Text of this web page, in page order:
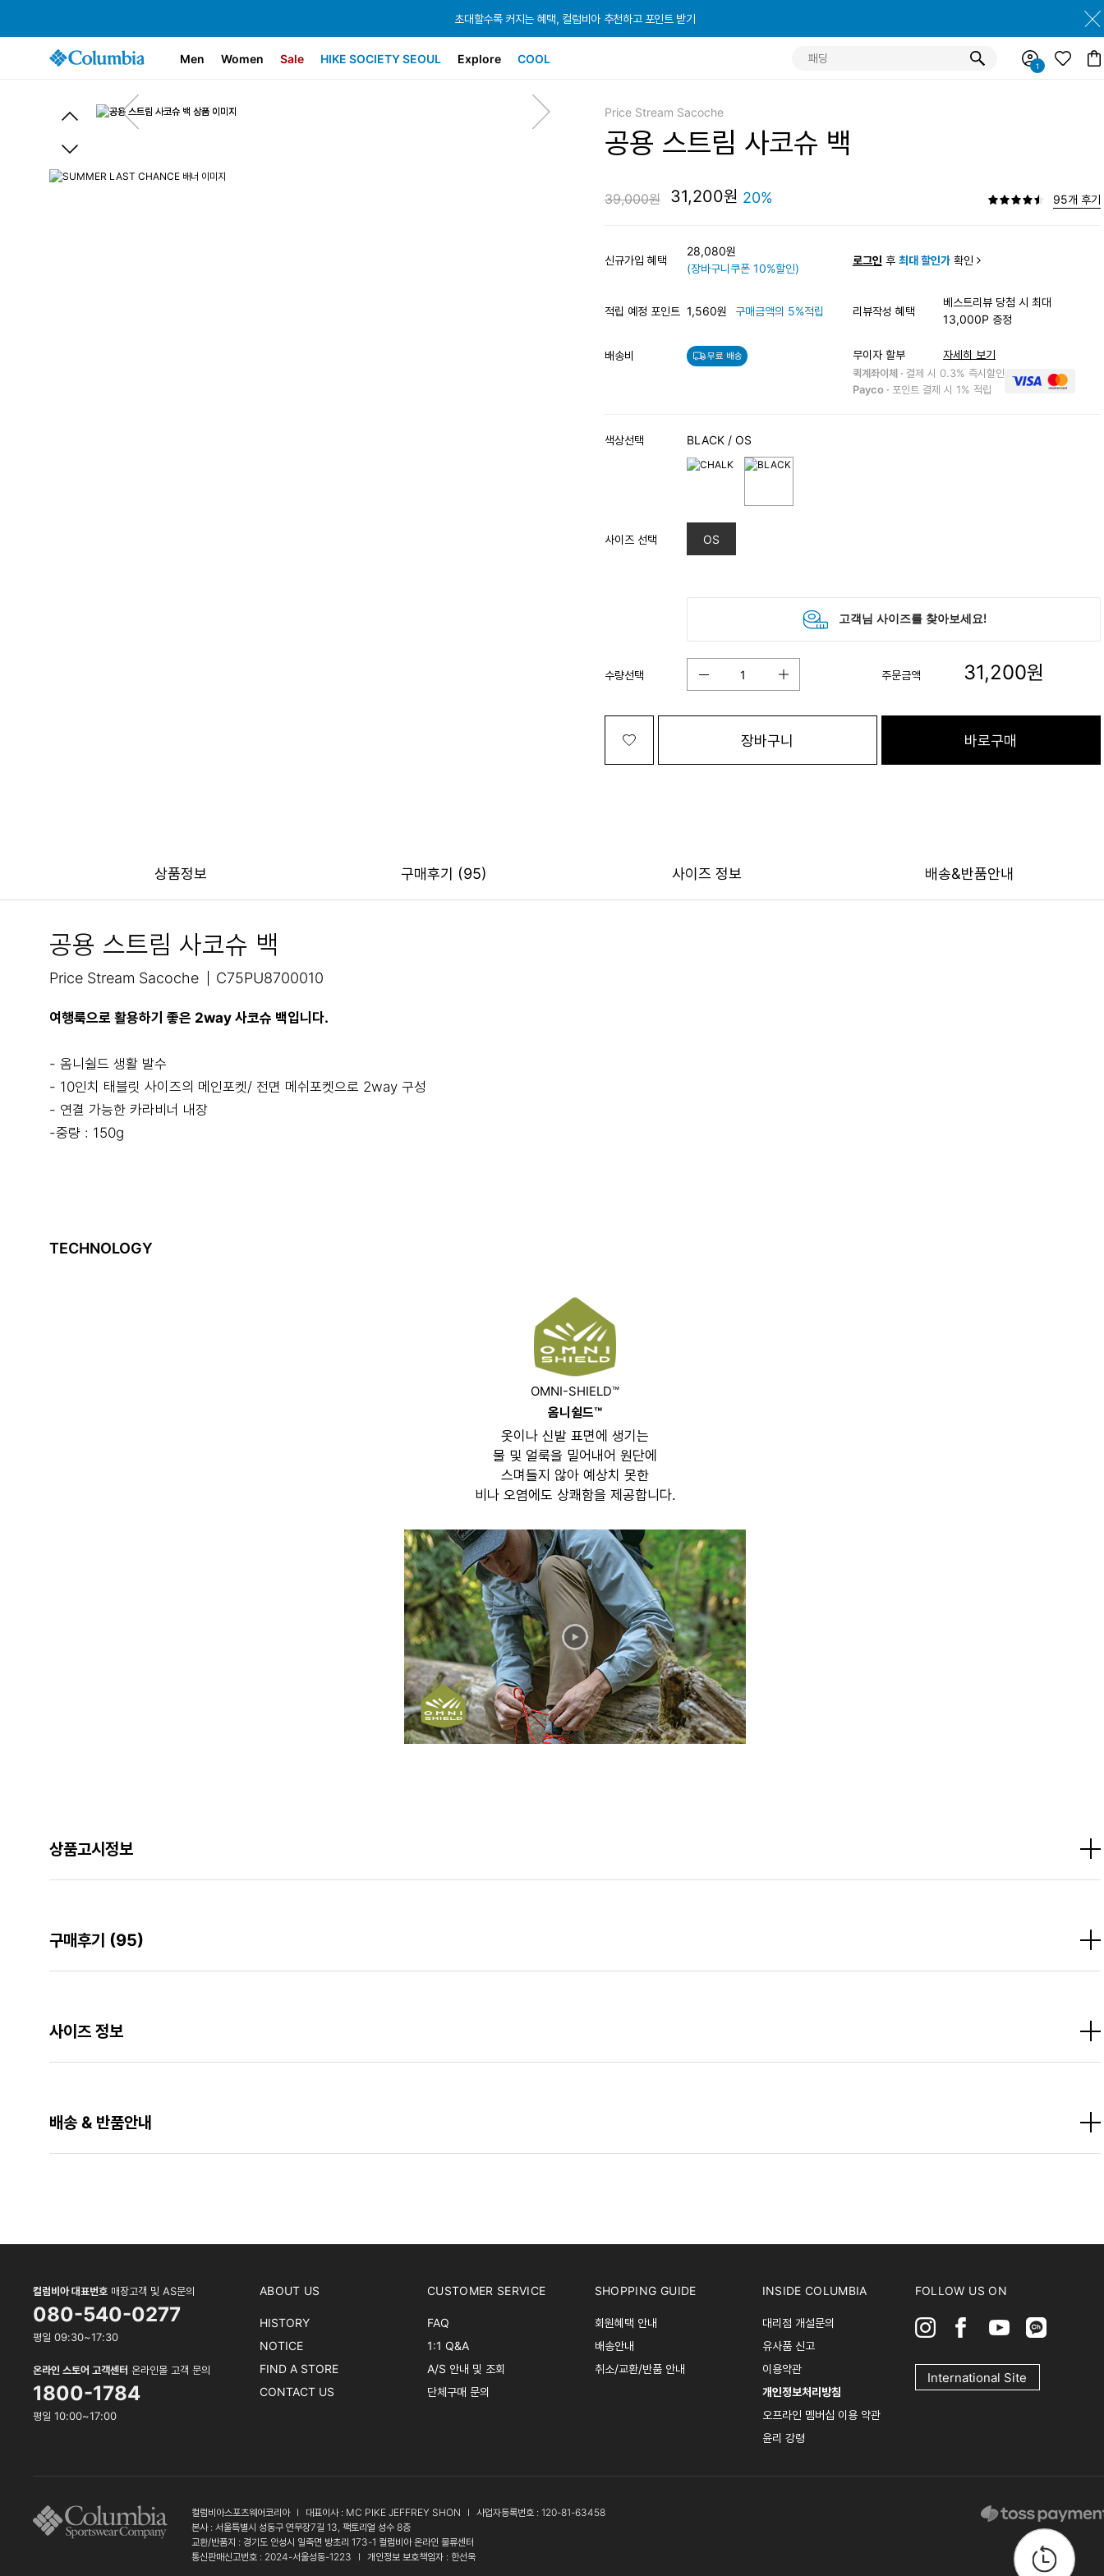
초대할수록 커지는 혜택, 컬럼비아 추천하고 포인트 받기
초대할수록 커지는 혜택, 컬럼비아 추천하고 포인트 받기
초대할수록 커지는 혜택, 컬럼비아 추천하고 포인트 받기
Men Women Sale HIKE SOCIETY SEOUL Explore COOL
Price Stream Sacoche
공용 스트림 사코슈 백
39,000원 31,200원 20% 95개 후기
신규가입 혜택
28,080원
(장바구니쿠폰 10%할인)
로그인 후 최대 할인가확인
적립 예정 포인트 1,560원 구매금액의 5%적립 리뷰작성 혜택
베스트리뷰 당첨 시 최대
13,000P 증정
배송비 무료 배송 무이자 할부 자세히 보기
퀵계좌이체 · 결제 시 0.3% 즉시할인
Payco · 포인트 결제 시 1% 적립
색상선택 BLACK/ OS
사이즈 선택 OS
수량선택 주문금액 31,200원
장바구니 바로구매
상품정보 구매후기 (95) 사이즈 정보 배송&반품안내
공용 스트림 사코슈 백
Price Stream Sacoche C75PU8700010
여행룩으로 활용하기 좋은 2way 사코슈 백입니다.
- 옴니쉴드 생활 발수
- 10인치 태블릿 사이즈의 메인포켓/ 전면 메쉬포켓으로 2way 구성
- 연결 가능한 카라비너 내장
-중량 : 150g
TECHNOLOGY
OMNI-SHIELD™
옴니쉴드™
옷이나 신발 표면에 생기는
물 및 얼룩을 밀어내어 원단에
스며들지 않아 예상치 못한
비나 오염에도 상쾌함을 제공합니다.
상품고시정보
구매후기 (95)
사이즈 정보
배송 & 반품안내
컬럼비아 대표번호 매장고객 및 AS문의
080-540-0277
평일 09:30~17:30
온라인 스토어 고객센터 온라인몰 고객 문의
1800-1784
평일 10:00~17:00
ABOUT US
HISTORY
NOTICE
FIND A STORE
CONTACT US
CUSTOMER SERVICE
FAQ
1:1 Q&A
A/S 안내 및 조회
단체구매 문의
SHOPPING GUIDE
회원혜택 안내
배송안내
취소/교환/반품 안내
INSIDE COLUMBIA
대리점 개설문의
유사품 신고
이용약관
개인정보처리방침
오프라인 멤버십 이용 약관
윤리 강령
FOLLOW US ON
International Site
컬럼비아스포츠웨어코리아 l 대표이사 : MC PIKE JEFFREY SHON l
사업자등록번호 : 120-81-63458
본사 : 서울특별시 성동구 연무장7길 13, 팩토리얼 성수 8층
교환/반품지 : 경기도 안성시 일죽면 방초리 173-1 컬럼비아 온라인 물류센터
통신판매신고번호 : 2024-서울성동-1223
l 개인정보 보호책임자 : 한선욱